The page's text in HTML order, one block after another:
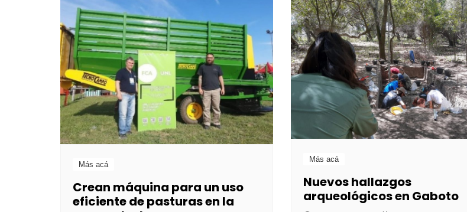
Más acá
Crean máquina para un uso
eficiente de pasturas en la
Más acá
Nuevos hallazgos
arqueológicos en Gaboto